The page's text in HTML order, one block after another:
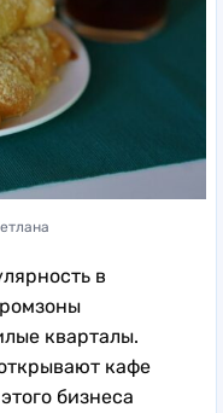
в
кварталы.
кафе
бизнеса